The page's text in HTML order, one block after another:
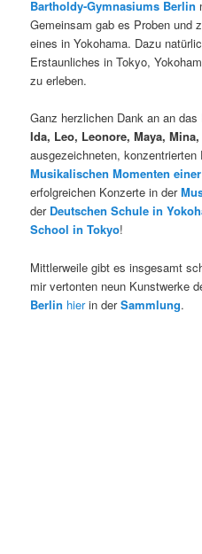
Bartholdy-Gymnasiums Berlin
Gemeinsam gab es Proben und
eines in Yokohama. Dazu
Erstaunliches in Tokyo,
zu erleben.
Ganz herzlichen Dank an an
Ida, Leo, Leonore, Maya,
ausgezeichneten,
Musikalischen Momenten
erfolgreichen Konzerte in der
der Deutschen Schule in
School in Tokyo!
Mittlerweile gibt es insgesamt
mir vertonten neun Kunstwerke
Berlin hierin derSammlung.